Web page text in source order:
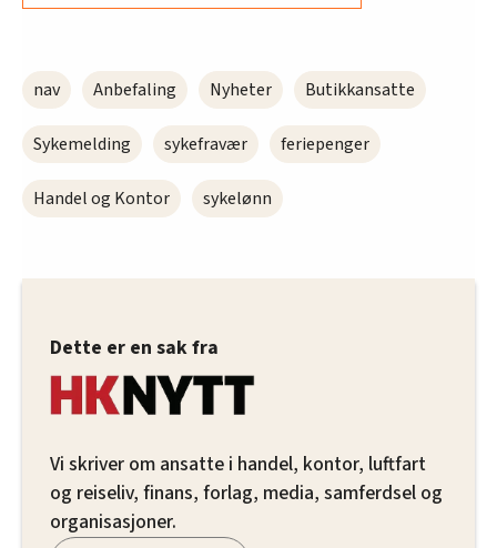
nav Anbefaling Nyheter Butikkansatte
Sykemelding sykefravær feriepenger
Handel og Kontor sykelønn
Dette er en sak fra
Vi skriver om ansatte i handel, kontor, luftfart
og reiseliv, finans, forlag, media, samferdsel og
organisasjoner.